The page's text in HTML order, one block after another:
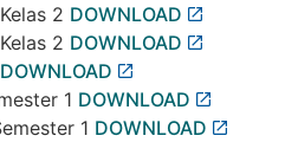
2 DOWNLOAD
2 DOWNLOAD
DOWNLOAD
1 DOWNLOAD
1 DOWNLOAD